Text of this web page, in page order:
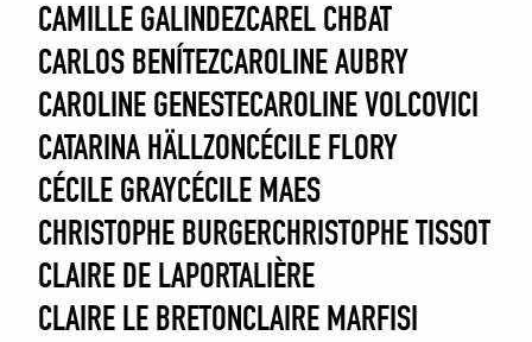
CAMILLE GALINDEZCAREL CHBAT
CARLOS BENÍTEZCAROLINE AUBRY
CAROLINE GENESTECAROLINE VOLCOVICI
CATARINA HÄLLZONCÉCILE FLORY
CÉCILE GRAYCÉCILE MAES
CHRISTOPHE BURGERCHRISTOPHE TISSOT
CLAIRE DE LAPORTALIÈRE
CLAIRE LE BRETONCLAIRE MARFISI